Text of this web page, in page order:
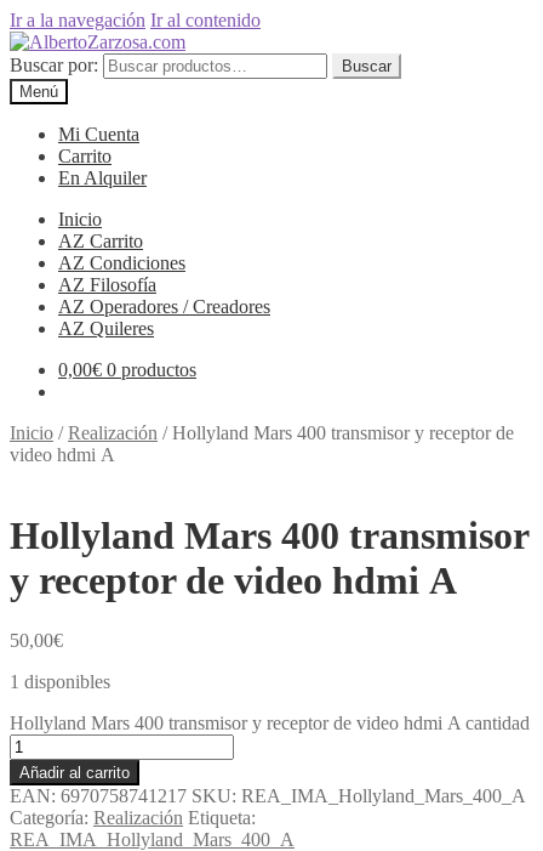
Ir a la navegación Ir al contenido
Buscar por:
Buscar
Menú
Mi Cuenta
Carrito
En Alquiler
Inicio
AZ Carrito
AZ Condiciones
AZ Filosofía
AZ Operadores / Creadores
AZ Quileres
0,00€ 0 productos
Inicio /Realización /Hollyland Mars 400 transmisor y receptor de
video hdmi A
Hollyland Mars 400 transmisor
y receptor de video hdmi A
50,00€
1 disponibles
Hollyland Mars 400 transmisor y receptor de video hdmi A cantidad
Añadir al carrito
EAN: 6970758741217 SKU: REA_IMA_Hollyland_Mars_400_A
Categoría: Realización Etiqueta:
REA_IMA_Hollyland_Mars_400_A